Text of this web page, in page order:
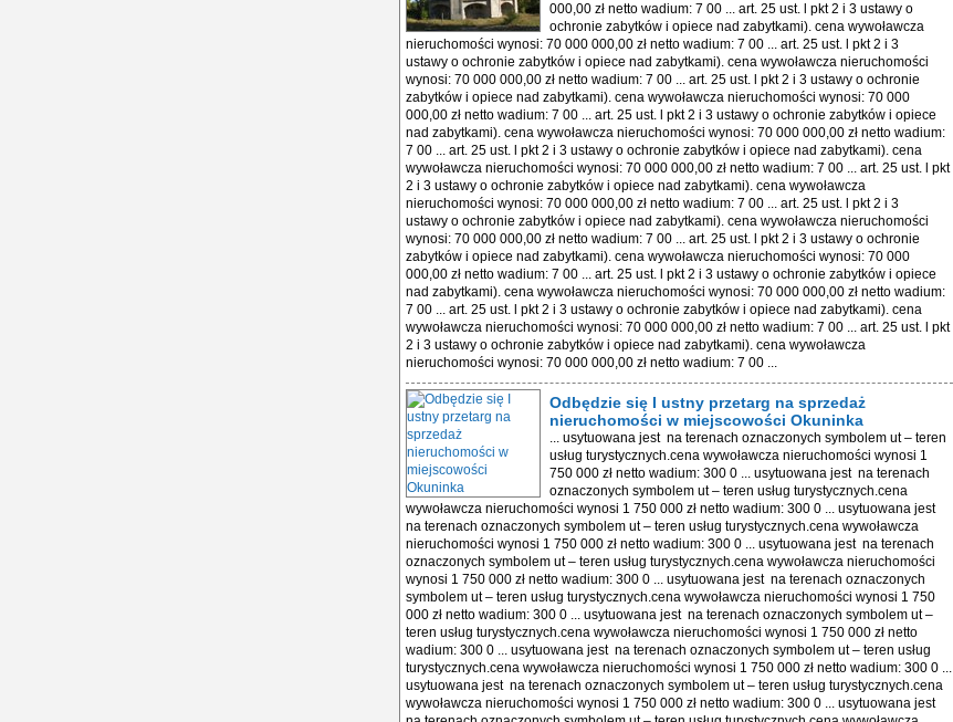
000,00 zł netto wadium: 7 00 ... art. 25 ust. l pkt 2 i 3 ustawy o
ochronie zabytków i opiece nad zabytkami). cena wywoławcza
nieruchomości wynosi: 70 000 000,00 zł netto wadium: 7 00 ... art. 25 ust. l pkt 2 i 3
ustawy o ochronie zabytków i opiece nad zabytkami). cena wywoławcza nieruchomości
wynosi: 70 000 000,00 zł netto wadium: 7 00 ... art. 25 ust. l pkt 2 i 3 ustawy o ochronie
zabytków i opiece nad zabytkami). cena wywoławcza nieruchomości wynosi: 70 000
000,00 zł netto wadium: 7 00 ... art. 25 ust. l pkt 2 i 3 ustawy o ochronie zabytków i opiece
nad zabytkami). cena wywoławcza nieruchomości wynosi: 70 000 000,00 zł netto wadium:
7 00 ... art. 25 ust. l pkt 2 i 3 ustawy o ochronie zabytków i opiece nad zabytkami). cena
wywoławcza nieruchomości wynosi: 70 000 000,00 zł netto wadium: 7 00 ... art. 25 ust. l pkt
2 i 3 ustawy o ochronie zabytków i opiece nad zabytkami). cena wywoławcza
nieruchomości wynosi: 70 000 000,00 zł netto wadium: 7 00 ... art. 25 ust. l pkt 2 i 3
ustawy o ochronie zabytków i opiece nad zabytkami). cena wywoławcza nieruchomości
wynosi: 70 000 000,00 zł netto wadium: 7 00 ... art. 25 ust. l pkt 2 i 3 ustawy o ochronie
zabytków i opiece nad zabytkami). cena wywoławcza nieruchomości wynosi: 70 000
000,00 zł netto wadium: 7 00 ... art. 25 ust. l pkt 2 i 3 ustawy o ochronie zabytków i opiece
nad zabytkami). cena wywoławcza nieruchomości wynosi: 70 000 000,00 zł netto wadium:
7 00 ... art. 25 ust. l pkt 2 i 3 ustawy o ochronie zabytków i opiece nad zabytkami). cena
wywoławcza nieruchomości wynosi: 70 000 000,00 zł netto wadium: 7 00 ... art. 25 ust. l pkt
2 i 3 ustawy o ochronie zabytków i opiece nad zabytkami). cena wywoławcza
nieruchomości wynosi: 70 000 000,00 zł netto wadium: 7 00 ...
Odbędzie się I ustny przetarg na sprzedaż
nieruchomości w miejscowości Okuninka
... usytuowana jest na terenach oznaczonych symbolem ut – teren
usług turystycznych.cena wywoławcza nieruchomości wynosi 1
750 000 zł netto wadium: 300 0 ... usytuowana jest na terenach
oznaczonych symbolem ut – teren usług turystycznych.cena
wywoławcza nieruchomości wynosi 1 750 000 zł netto wadium: 300 0 ... usytuowana jest
na terenach oznaczonych symbolem ut – teren usług turystycznych.cena wywoławcza
nieruchomości wynosi 1 750 000 zł netto wadium: 300 0 ... usytuowana jest na terenach
oznaczonych symbolem ut – teren usług turystycznych.cena wywoławcza nieruchomości
wynosi 1 750 000 zł netto wadium: 300 0 ... usytuowana jest na terenach oznaczonych
symbolem ut – teren usług turystycznych.cena wywoławcza nieruchomości wynosi 1 750
000 zł netto wadium: 300 0 ... usytuowana jest na terenach oznaczonych symbolem ut –
teren usług turystycznych.cena wywoławcza nieruchomości wynosi 1 750 000 zł netto
wadium: 300 0 ... usytuowana jest na terenach oznaczonych symbolem ut – teren usług
turystycznych.cena wywoławcza nieruchomości wynosi 1 750 000 zł netto wadium: 300 0 ...
usytuowana jest na terenach oznaczonych symbolem ut – teren usług turystycznych.cena
wywoławcza nieruchomości wynosi 1 750 000 zł netto wadium: 300 0 ... usytuowana jest